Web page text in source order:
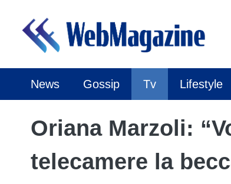
contenuto
News Gossip Tv Lifestyle
Oriana Marzoli:
telecamere la